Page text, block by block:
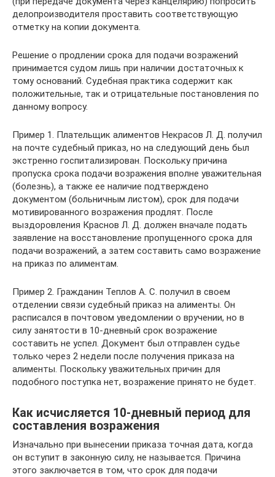
делопроизводителя проставить соответствующую
отметку на копии документа.
Решение о продлении срока для подачи возражений
принимается судом лишь при наличии достаточных к
тому оснований. Судебная практика содержит как
положительные, так и отрицательные постановления по
данному вопросу.
Пример 1. Плательщик алиментов Некрасов Л. Д. получил
на почте судебный приказ, но на следующий день был
экстренно госпитализирован. Поскольку причина
пропуска срока подачи возражения вполне уважительная
(болезнь), а также ее наличие подтверждено
документом (больничным листом), срок для подачи
мотивированного возражения продлят. После
выздоровления Краснов Л. Д. должен вначале подать
заявление на восстановление пропущенного срока для
подачи возражений, а затем составить само возражение
на приказ по алиментам.
Пример 2. Гражданин Теплов А. С. получил в своем
отделении связи судебный приказ на алименты. Он
расписался в почтовом уведомлении о вручении, но в
силу занятости в 10-дневный срок возражение
составить не успел. Документ был отправлен судье
только через 2 недели после получения приказа на
алименты. Поскольку уважительных причин для
подобного поступка нет, возражение принято не будет.
Как исчисляется 10-дневный период для
составления возражения
Изначально при вынесении приказа точная дата, когда
он вступит в законную силу, не называется. Причина
этого заключается в том, что срок для подачи